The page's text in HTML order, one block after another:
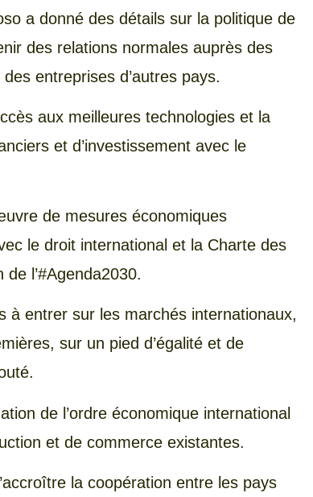
a donné des détails sur la politique de
des relations normales auprès des
entreprises d’autres pays.
aux meilleures technologies et la
et d’investissement avec le
de mesures économiques
le droit international et la Charte des
l’#Agenda2030.
entrer sur les marchés internationaux,
sur un pied d’égalité et de
de l’ordre économique international
et de commerce existantes.
la coopération entre les pays